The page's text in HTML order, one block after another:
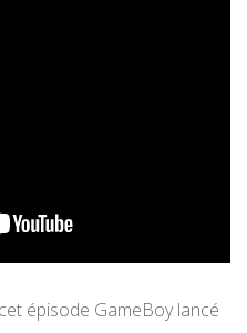
épisode GameBoy lancé